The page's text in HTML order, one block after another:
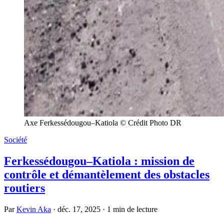
Axe Ferkessédougou–Katiola © Crédit Photo DR
Société
Ferkessédougou–Katiola : mission de
contrôle et démantèlement des obstacles
routiers
ParKevin Aka · déc. 17, 2025 · 1 min de lecture